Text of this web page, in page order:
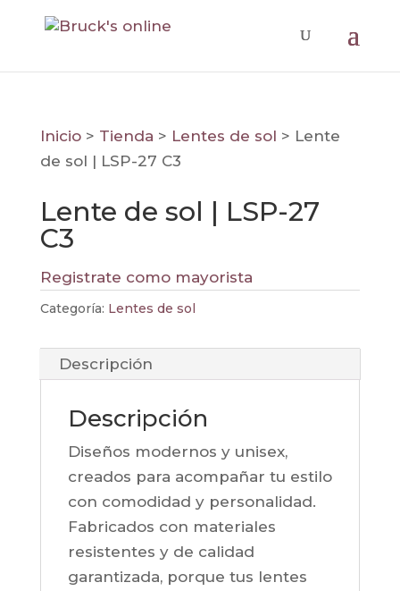
Inicio > Tienda > Lentes de sol > Lente
de sol | LSP-27 C3
Lente de sol | LSP-27
C3
Registrate como mayorista
Categoría: Lentes de sol
Descripción
Descripción
Diseños modernos y unisex,
creados para acompañar tu estilo
con comodidad y personalidad.
Fabricados con materiales
resistentes y de calidad
garantizada, porque tus lentes